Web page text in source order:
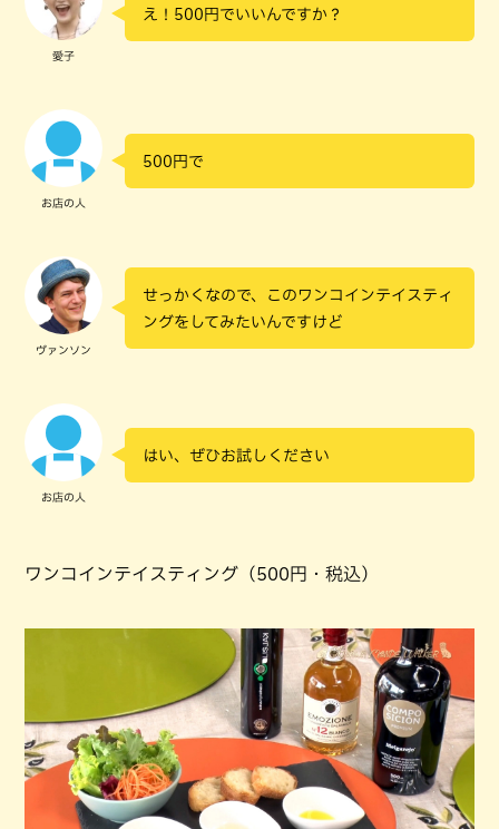
愛子
え！500円でいいんですか？
お店の人
500円で
ヴァンソン
せっかくなので、このワンコインテイスティ
ングをしてみたいんですけど
お店の人
はい、ぜひお試しください
ワンコインテイスティング（500円・税込）